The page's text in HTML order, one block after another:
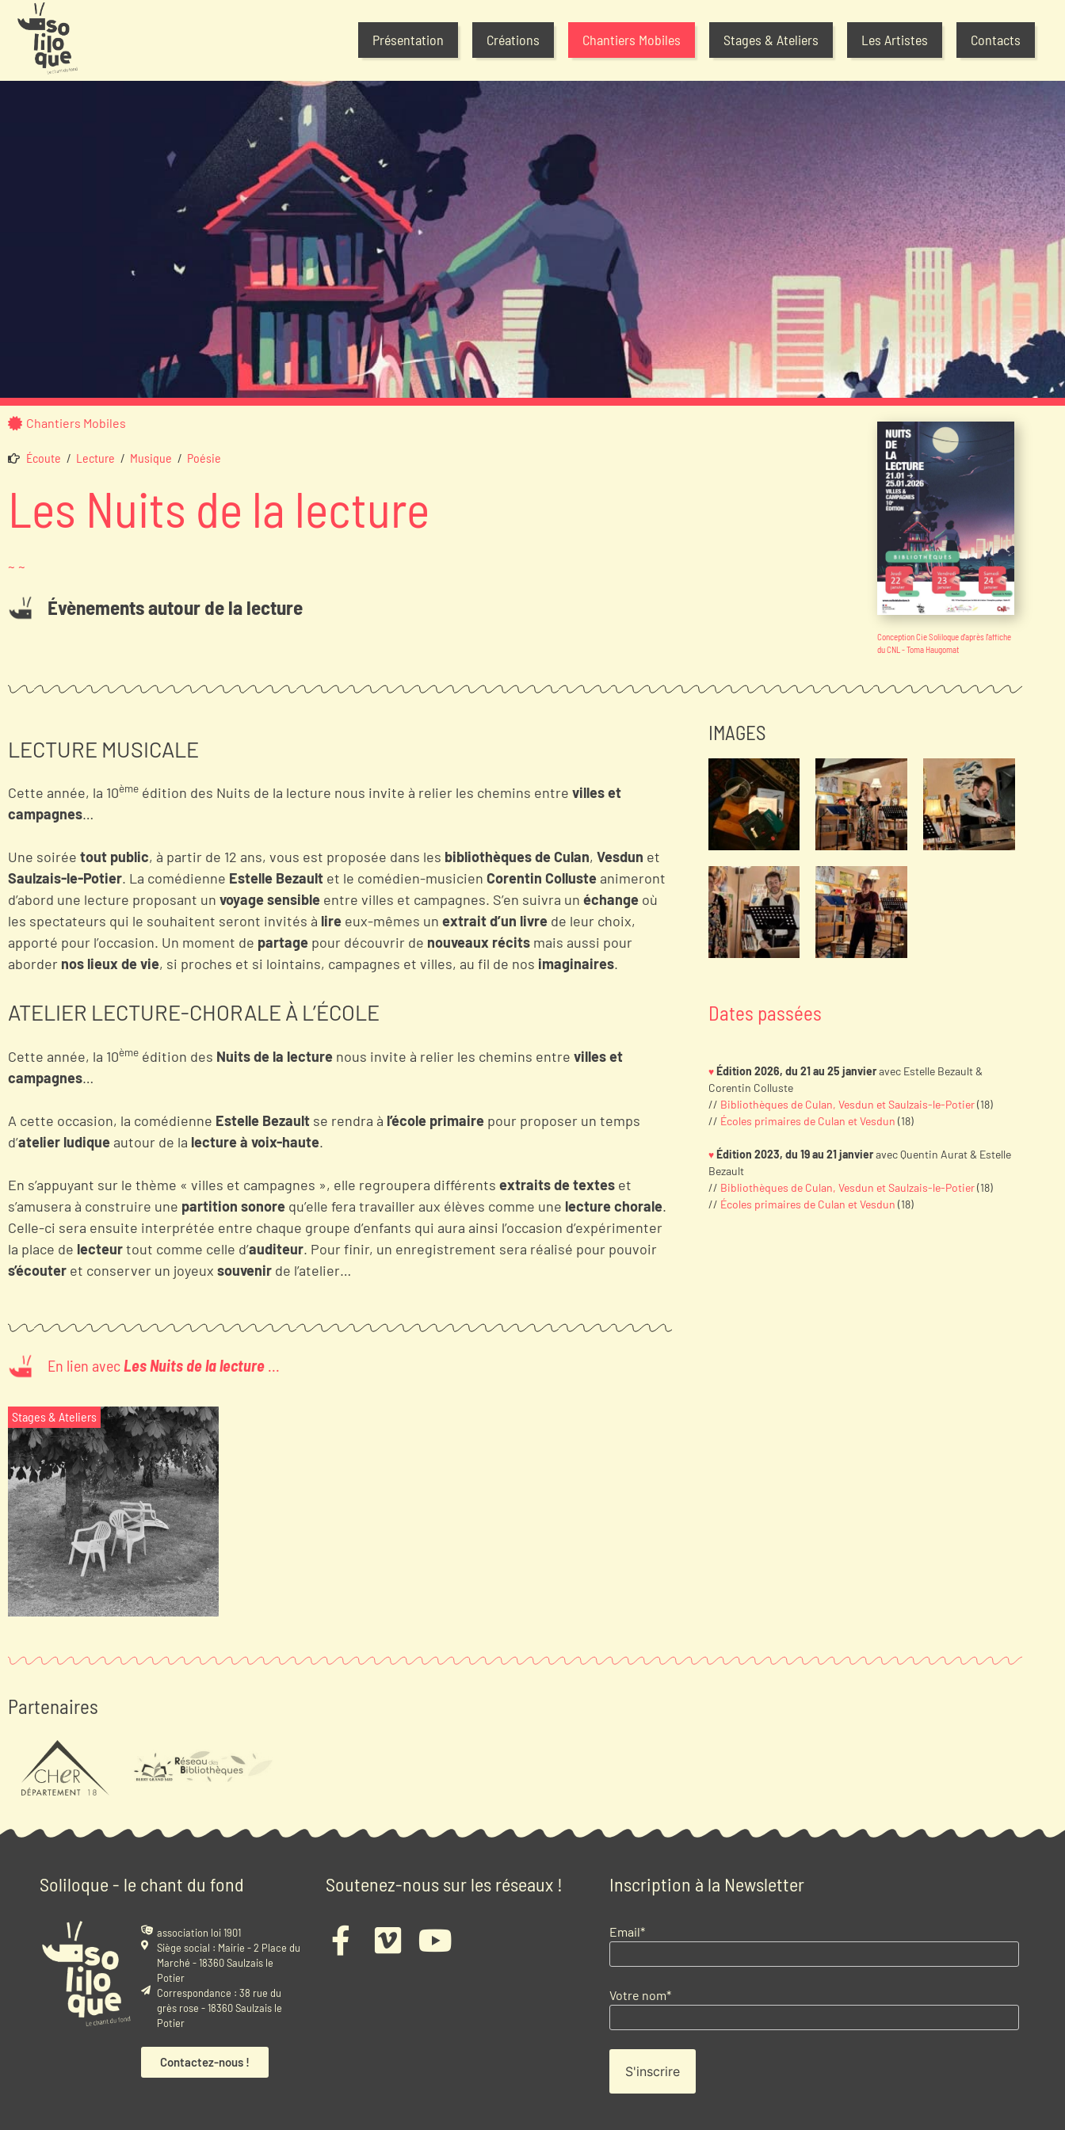
Présentation Créations Chantiers Mobiles Stages & Ateliers Les Artistes Contacts
Chantiers Mobiles
Écoute / Lecture / Musique / Poésie
Les Nuits de la lecture
~ ~
Évènements autour de la lecture
Conception Cie Soliloque d'après l'affiche
du CNL - Toma Haugomat
LECTURE MUSICALE
Cette année, la 10ème édition des Nuits de la lecture nous invite à relier les chemins entre villes et
campagnes…
Une soirée tout public, à partir de 12 ans, vous est proposée dans les bibliothèques de Culan, Vesdun et
Saulzais-le-Potier. La comédienne Estelle Bezault et le comédien-musicien Corentin Colluste animeront
d’abord une lecture proposant un voyage sensible entre villes et campagnes. S’en suivra un échange où
les spectateurs qui le souhaitent seront invités à lire eux-mêmes un extrait d’un livre de leur choix,
apporté pour l’occasion. Un moment de partage pour découvrir de nouveaux récits mais aussi pour
aborder nos lieux de vie, si proches et si lointains, campagnes et villes, au fil de nos imaginaires.
ATELIER LECTURE-CHORALE À L’ÉCOLE
Cette année, la 10ème édition des Nuits de la lecture nous invite à relier les chemins entre villes et
campagnes…
A cette occasion, la comédienne Estelle Bezault se rendra à l’école primaire pour proposer un temps
d’atelier ludique autour de la lecture à voix-haute.
En s’appuyant sur le thème « villes et campagnes », elle regroupera différents extraits de textes et
s’amusera à construire une partition sonore qu’elle fera travailler aux élèves comme une lecture chorale.
Celle-ci sera ensuite interprétée entre chaque groupe d’enfants qui aura ainsi l’occasion d’expérimenter
la place de lecteurtout comme celle d’auditeur. Pour finir, un enregistrement sera réalisé pour pouvoir
s’écouter et conserver un joyeux souvenir de l’atelier…
En lien avec Les Nuits de la lecture
Stages & Ateliers
Dedans / dehors,
poétiser le quotidien
Écriture - lecture - poésie
IMAGES
Dates passées
♥Édition 2026, du 21 au 25 janvieravec Estelle Bezault &
Corentin Colluste
// Bibliothèques de Culan, Vesdun et Saulzais-le-Potier(18)
// Écoles primaires de Culan et Vesdun (18)
♥Édition 2023, du 19 au 21 janvieravecQuentin Aurat & Estelle
Bezault
// Bibliothèques de Culan, Vesdun et Saulzais-le-Potier(18)
// Écoles primaires de Culan et Vesdun (18)
Partenaires
Soliloque - le chant du fond
association loi 1901
Siège social : Mairie - 2 Place du
Marché - 18360 Saulzais le
Potier
Correspondance : 38 rue du
grès rose - 18360 Saulzais le
Potier
Contactez-nous !
Soutenez-nous sur les réseaux ! Inscription à la Newsletter
Email*
Votre nom*